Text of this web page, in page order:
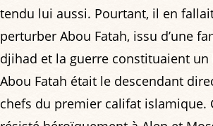
tendu lui aussi. Pourtant, il en
perturber Abou Fatah, issu d’une
djihad et la guerre constituaient
Abou Fatah était le descendant
chefs du premier califat islamique.